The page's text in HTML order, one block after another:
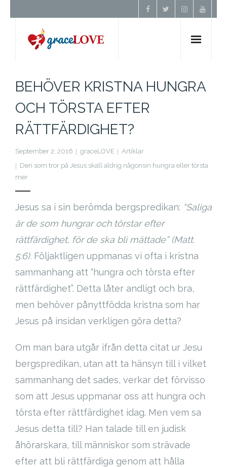
Om Oss
Undervisning
Cart ( 0Items)
BEHÖVER KRISTNA HUNGRA
OCH TÖRSTA EFTER
RÄTTFÄRDIGHET?
September 2, 2016 graceLOVE
Artiklar
Den som tror på Jesus skall aldrig någonsin hungra eller törsta
mer
Jesus sa i sin berömda bergspredikan: “Saliga
är de som hungrar och törstar efter
rättfärdighet, för de ska bli mättade” (Matt.
5:6). Följaktligen uppmanas vi ofta i kristna
sammanhang att “hungra och törsta efter
rättfärdighet”. Detta låter andligt och bra,
men behöver pånyttfödda kristna som har
Jesus på insidan verkligen göra detta?
Om man bara utgår ifrån detta citat ur Jesu
bergspredikan, utan att ta hänsyn till i vilket
sammanhang det sades, verkar det förvisso
som att Jesus uppmanar oss att hungra och
törsta efter rättfärdighet idag. Men vem sa
Jesus detta till? Han talade till en judisk
åhörarskara, till människor som strävade
efter att bli rättfärdiga genom att hålla